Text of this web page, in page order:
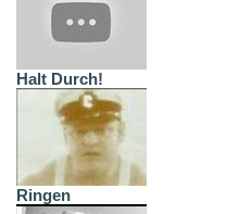
Halt Durch!
Ringen